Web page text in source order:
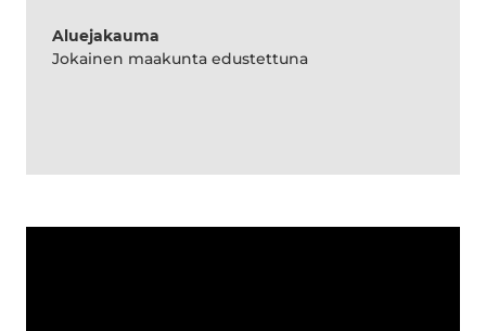
Aluejakauma
Jokainen maakunta edustettuna